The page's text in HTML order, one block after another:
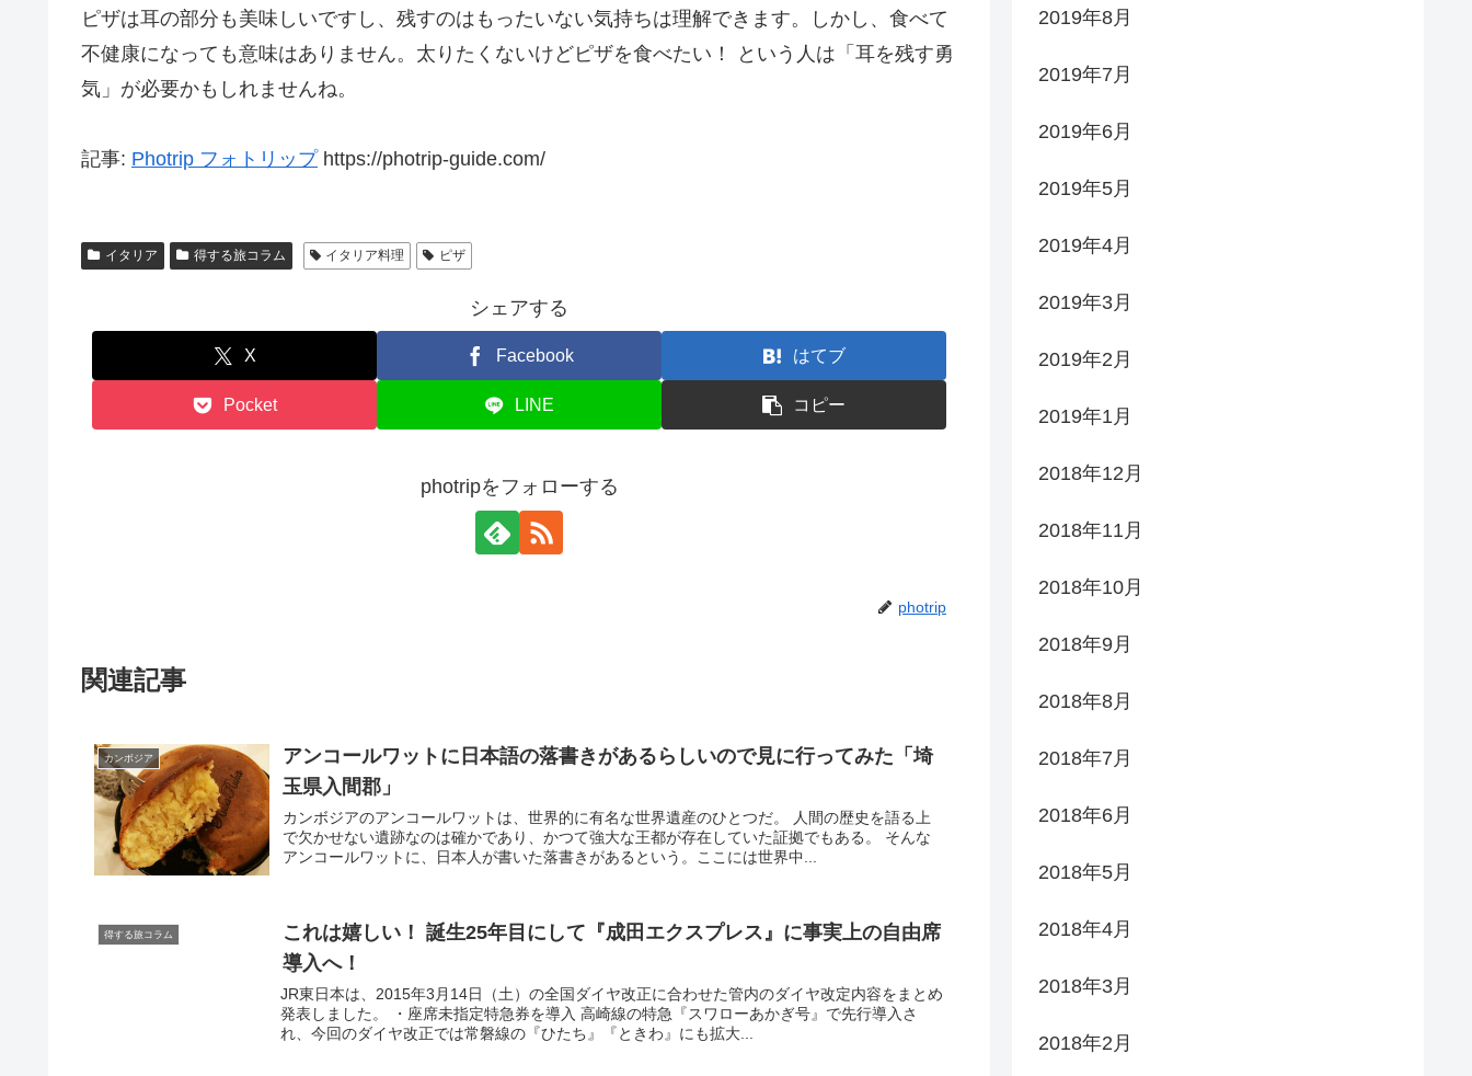
ピザは耳の部分も美味しいですし、残すのはもったいない気持ちは理解できます。しかし、食べて
不健康になっても意味はありません。太りたくないけどピザを食べたい！ という人は「耳を残す勇
気」が必要かもしれませんね。
記事: Photrip フォトリップhttps://photrip-guide.com/
イタリア 得する旅コラム イタリア料理 ピザ
シェアする
X Facebook はてブ
Pocket LINE コピー
photripをフォローする
photrip
関連記事
カンボジア
アンコールワットに日本語の落書きがあるらしいので見に行ってみた「埼
玉県入間郡」
カンボジアのアンコールワットは、世界的に有名な世界遺産のひとつだ。 人間の歴史を語る上
で欠かせない遺跡なのは確かであり、かつて強大な王都が存在していた証拠でもある。 そんな
アンコールワットに、日本人が書いた落書きがあるという。ここには世界中...
得する旅コラム
これは嬉しい！ 誕生25年目にして『成田エクスプレス』に事実上の自由席
導入へ！
JR東日本は、2015年3月14日（土）の全国ダイヤ改正に合わせた管内のダイヤ改定内容をまとめ
発表しました。 ・座席未指定特急券を導入 高崎線の特急『スワローあかぎ号』で先行導入さ
れ、今回のダイヤ改正では常磐線の『ひたち』『ときわ』にも拡大...
2019年8月
2019年7月
2019年6月
2019年5月
2019年4月
2019年3月
2019年2月
2019年1月
2018年12月
2018年11月
2018年10月
2018年9月
2018年8月
2018年7月
2018年6月
2018年5月
2018年4月
2018年3月
2018年2月